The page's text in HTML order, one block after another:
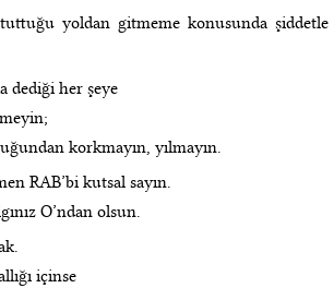
yoldan gitmeme konusunda şiddetle
dediği her şeye
korkmayın, yılmayın.
RAB’bi kutsal sayın.
O’ndan olsun.
içinse